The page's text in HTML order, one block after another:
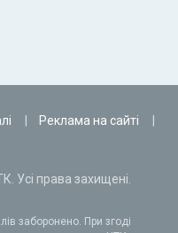
Реклама на сайті
Усі права захищені.
заборонено. При згоді